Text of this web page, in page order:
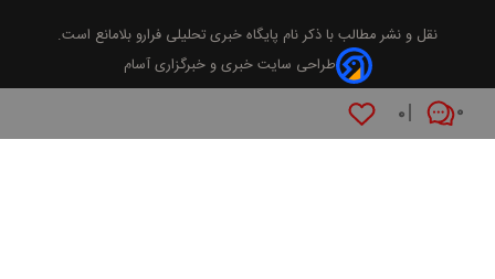
۰ ۰
نقل و نشر مطالب با ذکر نام پايگاه خبری تحليلی فرارو بلامانع است.
طراحی سایت خبری و خبرگزاری آسام